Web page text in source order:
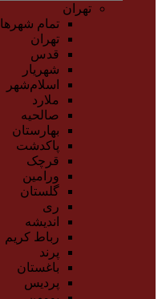
تهران
تمام شهر‌ها
تهران
قدس
شهریار
اسلام‌شهر
ملارد
صالحیه
بهارستان
پاکدشت
قرچک
ورامین
گلستان
ری
اندیشه
رباط کریم
پرند
باغستان
پردیس